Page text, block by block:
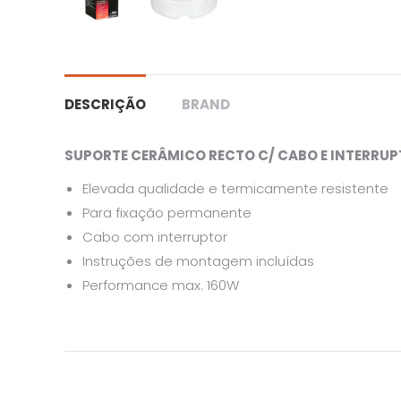
DESCRIÇÃO BRAND
SUPORTE CERÂMICO RECTO C/ CABO E
Elevada qualidade e termicamente resistente
Para fixação permanente
Cabo com interruptor
Instruções de montagem incluídas
Performance max. 160W